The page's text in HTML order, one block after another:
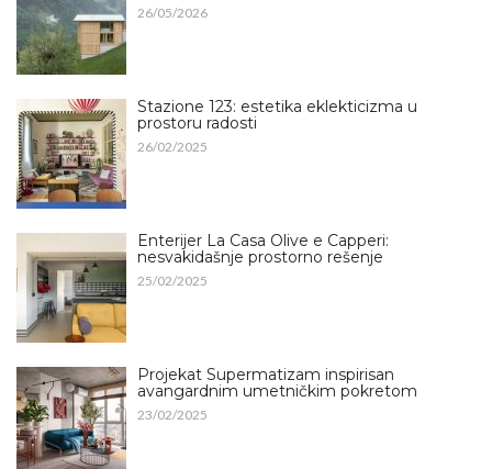
26/05/2026
Stazione 123: estetika eklekticizma u
prostoru radosti
26/02/2025
Enterijer La Casa Olive e Capperi:
nesvakidašnje prostorno rešenje
25/02/2025
Projekat Supermatizam inspirisan
avangardnim umetničkim pokretom
23/02/2025